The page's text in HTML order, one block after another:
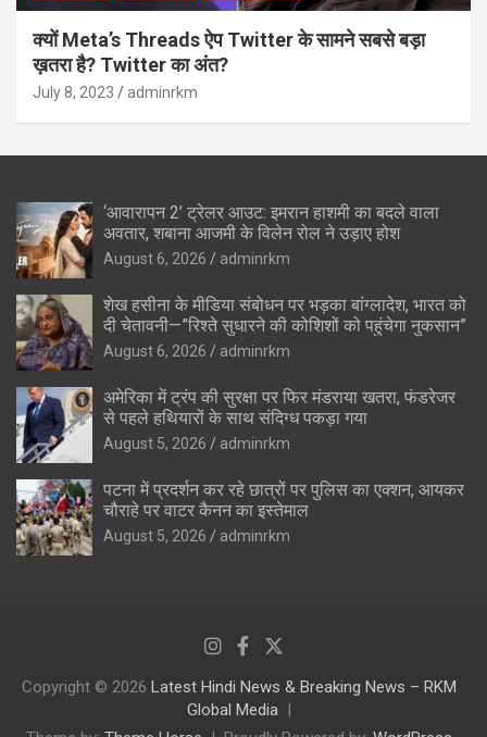
क्यों Meta’s Threads ऐप Twitter के सामने सबसे बड़ा
ख़तरा है? Twitter का अंत?
July 8, 2023 adminrkm
‘आवारापन 2’ ट्रेलर आउट: इमरान हाशमी का बदले वाला
अवतार, शबाना आजमी के विलेन रोल ने उड़ाए होश
August 6, 2026 adminrkm
शेख हसीना के मीडिया संबोधन पर भड़का बांग्लादेश, भारत को
दी चेतावनी—”रिश्ते सुधारने की कोशिशों को पहुंचेगा नुकसान”
August 6, 2026 adminrkm
अमेरिका में ट्रंप की सुरक्षा पर फिर मंडराया खतरा, फंडरेजर
से पहले हथियारों के साथ संदिग्ध पकड़ा गया
August 5, 2026 adminrkm
पटना में प्रदर्शन कर रहे छात्रों पर पुलिस का एक्शन, आयकर
चौराहे पर वाटर कैनन का इस्तेमाल
August 5, 2026 adminrkm
Copyright © 2026 Latest Hindi News & Breaking News – RKM
Global Media